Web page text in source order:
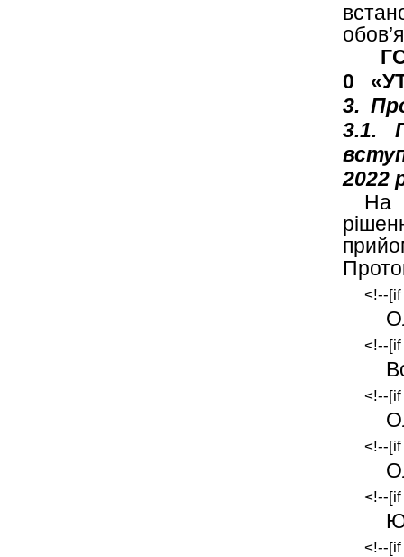
0
3.
3.1.
2022
На
<!--
<!--
<!--
<!--
<!--
<!--